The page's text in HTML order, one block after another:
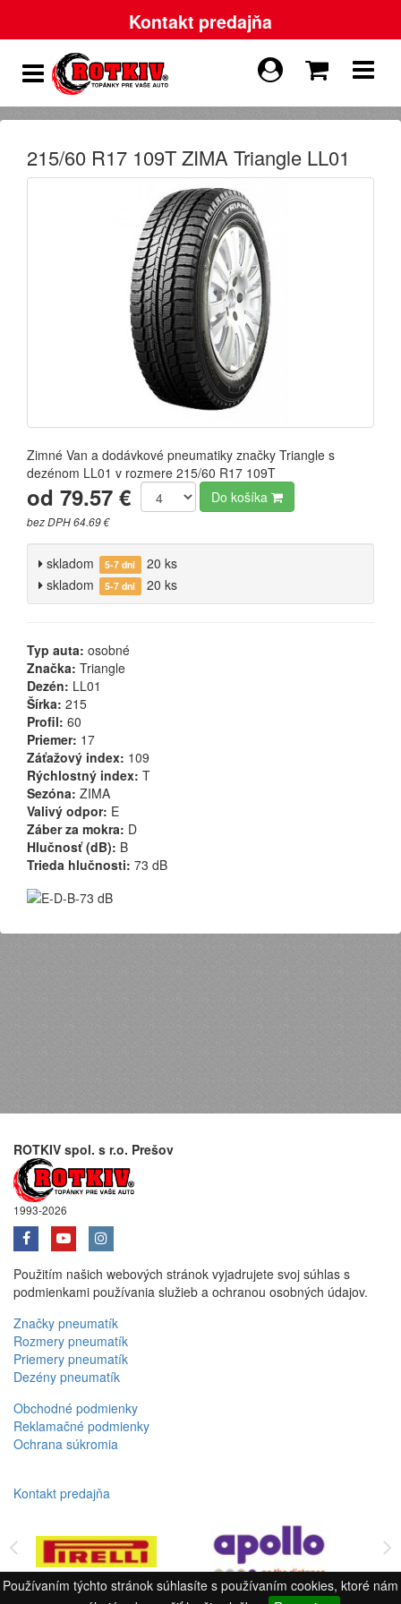
Kontakt predajňa
215/60 R17 109T ZIMA Triangle LL01
Zimné Van a dodávkové pneumatiky značky Triangle s
dezénom LL01 v rozmere 215/60 R17 109T
od 79.57 €
bez DPH 64.69 €
Do košíka
skladom 5-7 dní
20 ks
skladom
5-7 dní 20 ks
Typ auta: osobné
Značka: Triangle
Dezén: LL01
Šírka: 215
Profil: 60
Priemer: 17
Záťažový index: 109
Rýchlostný index: T
Sezóna: ZIMA
Valivý odpor: E
Záber za mokra: D
Hlučnosť (dB): B
Trieda hlučnosti: 73 dB
ROTKIV spol. s r.o. Prešov
1993-2026
Použitím našich webových stránok vyjadrujete svoj súhlas s
podmienkami používania služieb a ochranou osobných údajov.
Značky pneumatík
Rozmery pneumatík
Priemery pneumatík
Dezény pneumatík
Obchodné podmienky
Reklamačné podmienky
Ochrana súkromia
Kontakt predajňa
Používaním týchto stránok súhlasíte s používaním cookies, ktoré nám